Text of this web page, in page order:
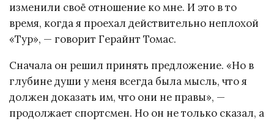
изменили своё отношение ко мне. И это в то
время, когда я проехал действительно неплохой
«Тур», — говорит Герайнт Томас.
Сначала он решил принять предложение. «Но в
глубине души у меня всегда была мысль, что я
должен доказать им, что они не правы», —
продолжает спортсмен. Но он не только сказал, а